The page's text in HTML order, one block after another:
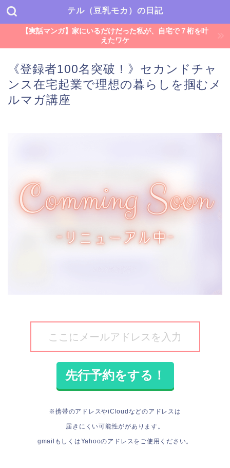
テル（豆乳モカ）の日記
【実話マンガ】家にいるだけだった私が、自宅で７桁を叶
えたワケ
《登録者100名突破！》セカンドチャ
ンス在宅起業で理想の暮らしを掴むメ
ルマガ講座
※携帯のアドレスやiCloudなどのアドレスは
届きにくい可能性ががあります。
gmailもしくはYahooのアドレスをご使用ください。